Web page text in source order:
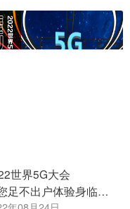
720°VR全景虚拟展馆，星河云会展，云上看好展！
第五届数字中国